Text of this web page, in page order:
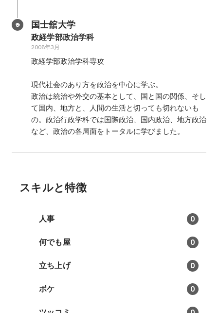
国士舘大学
政経学部政治学科
2008年3月
政経学部政治学科専攻
現代社会のあり方を政治を中心に学ぶ。
政治は統治や外交の基本として、国と国の関係、そし
て国内、地方と、人間の生活と切っても切れないも
の。政治行政学科では国際政治、国内政治、地方政治
など、政治の各局面をトータルに学びました。
スキルと特徴
人事 0
何でも屋 0
立ち上げ 0
ボケ 0